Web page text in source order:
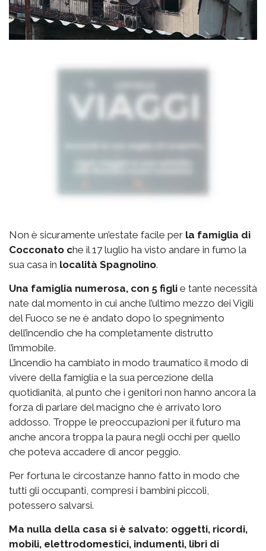
Non è sicuramente un’estate facile per la famiglia di
Cocconato che il 17 luglio ha visto andare in fumo la
sua casa in località Spagnolino.
Una famiglia numerosa, con 5 figli e tante necessità
nate dal momento in cui anche l’ultimo mezzo dei Vigili
del Fuoco se ne è andato dopo lo spegnimento
dell’incendio che ha completamente distrutto
l’immobile.
L’incendio ha cambiato in modo traumatico il modo di
vivere della famiglia e la sua percezione della
quotidianità, al punto che i genitori non hanno ancora la
forza di parlare del macigno che è arrivato loro
addosso. Troppe le preoccupazioni per il futuro ma
anche ancora troppa la paura negli occhi per quello
che poteva accadere di ancor peggio.
Per fortuna le circostanze hanno fatto in modo che
tutti gli occupanti, compresi i bambini piccoli,
potessero salvarsi.
Ma nulla della casa si è salvato: oggetti, ricordi,
mobili, elettrodomestici, indumenti, libri di